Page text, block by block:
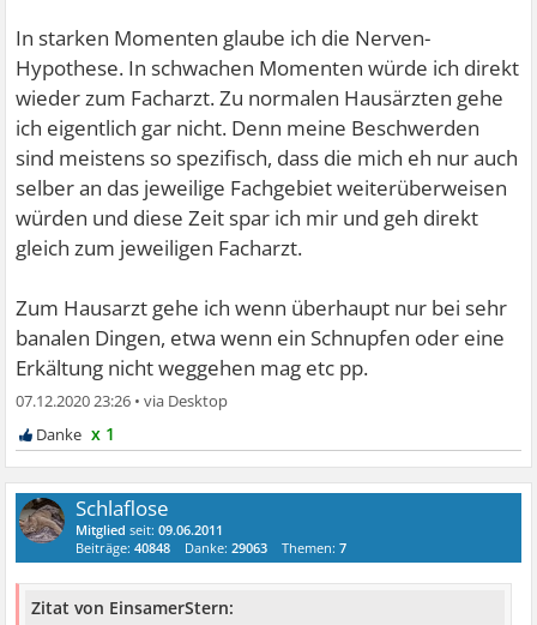
In starken Momenten glaube ich die Nerven-
Hypothese. In schwachen Momenten würde ich direkt
wieder zum Facharzt. Zu normalen Hausärzten gehe
ich eigentlich gar nicht. Denn meine Beschwerden
sind meistens so spezifisch, dass die mich eh nur auch
selber an das jeweilige Fachgebiet weiterüberweisen
würden und diese Zeit spar ich mir und geh direkt
gleich zum jeweiligen Facharzt.
Zum Hausarzt gehe ich wenn überhaupt nur bei sehr
banalen Dingen, etwa wenn ein Schnupfen oder eine
Erkältung nicht weggehen mag etc pp.
07.12.2020 23:26 •
x 1
Schlaflose
Mitglied seit:09.06.2011
Beiträge:40848 Danke:29063 Themen:7
Zitat von EinsamerStern: